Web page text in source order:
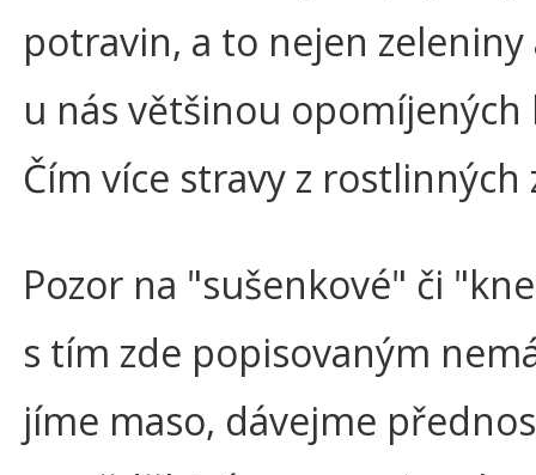
potravin, a to nejen
u nás většinou
Čím více stravy z
Pozor na "sušenkové" či
s tím zde popisovaným
jíme maso, dávejme